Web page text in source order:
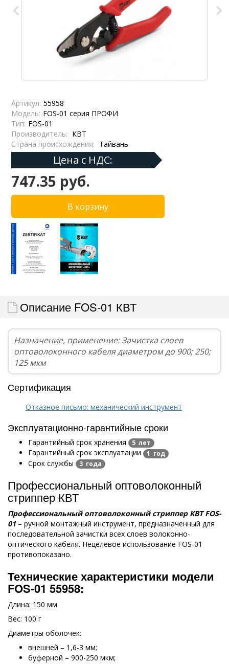
Артикул: 55958
Модель: FOS-01 серия ПРОФИ
Тип: FOS-01
Производитель: КВТ
Страна происхождения: Тайвань
Цена с НДС:
747.35 руб.
Описание FOS-01 КВТ
Назначение, применение: Зачистка слоев
оптоволоконного кабеля диаметром до 900; 250;
125 мкм
Сертификация
Отказное письмо: механический инструмент
Эксплуатационно-гарантийные сроки
Гарантийный срок хранения 5 лет
Гарантийный срок эксплуатации 1 год
Срок службы 3 года
Профессиональный оптоволоконный
стриппер КВТ
Профессиональный оптоволоконный стриппер КВТFOS-
01– ручной монтажный инструмент, предназначенный для
последовательной зачистки всех слоев волоконно-
оптического кабеля. Нецелевое использование FOS-01
противопоказано.
Технические характеристики модели
FOS-01 55958:
Длина: 150 мм
Вес: 100 г
Диаметры оболочек:
внешней – 1,6-3 мм;
буферной – 900-250 мкм;